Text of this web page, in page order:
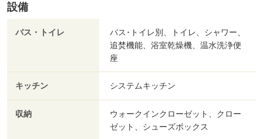
設備
バス・トイレ
バス･トイレ別、トイレ、シャワー、
追焚機能、浴室乾燥機、温水洗浄便
座
キッチン システムキッチン
収納
ウォークインクローゼット、クロー
ゼット、シューズボックス